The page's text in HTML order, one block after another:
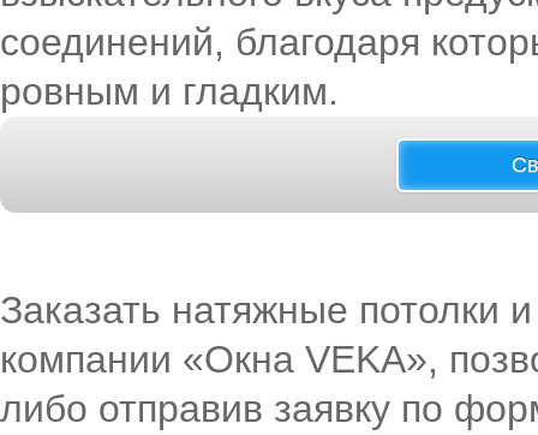
соединений, благодаря
ровным и гладким.
Заказать натяжные потолки
компании «Окна VEKA»,
либо отправив заявку по